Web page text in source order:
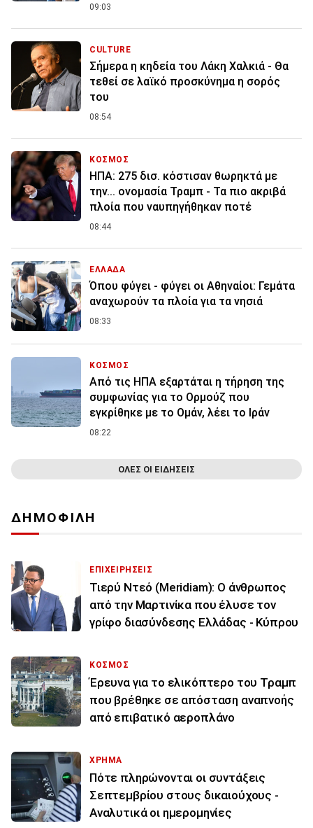
09:03
CULTURE
Σήμερα η κηδεία του Λάκη Χαλκιά - Θα
τεθεί σε λαϊκό προσκύνημα η σορός
του
08:54
ΚΟΣΜΟΣ
ΗΠΑ: 275 δισ. κόστισαν θωρηκτά με
την... ονομασία Τραμπ - Τα πιο ακριβά
πλοία που ναυπηγήθηκαν ποτέ
08:44
ΕΛΛΑΔΑ
Όπου φύγει - φύγει οι Αθηναίοι: Γεμάτα
αναχωρούν τα πλοία για τα νησιά
08:33
ΚΟΣΜΟΣ
Από τις ΗΠΑ εξαρτάται η τήρηση της
συμφωνίας για το Ορμούζ που
εγκρίθηκε με το Ομάν, λέει το Ιράν
08:22
ΟΛΕΣ ΟΙ ΕΙΔΗΣΕΙΣ
ΔΗΜΟΦΙΛΗ
ΕΠΙΧΕΙΡΗΣΕΙΣ
Τιερύ Ντεό (Meridiam): Ο άνθρωπος
από την Μαρτινίκα που έλυσε τον
γρίφο διασύνδεσης Ελλάδας - Κύπρου
ΚΟΣΜΟΣ
Έρευνα για το ελικόπτερο του Τραμπ
που βρέθηκε σε απόσταση αναπνοής
από επιβατικό αεροπλάνο
ΧΡΗΜΑ
Πότε πληρώνονται οι συντάξεις
Σεπτεμβρίου στους δικαιούχους -
Αναλυτικά οι ημερομηνίες